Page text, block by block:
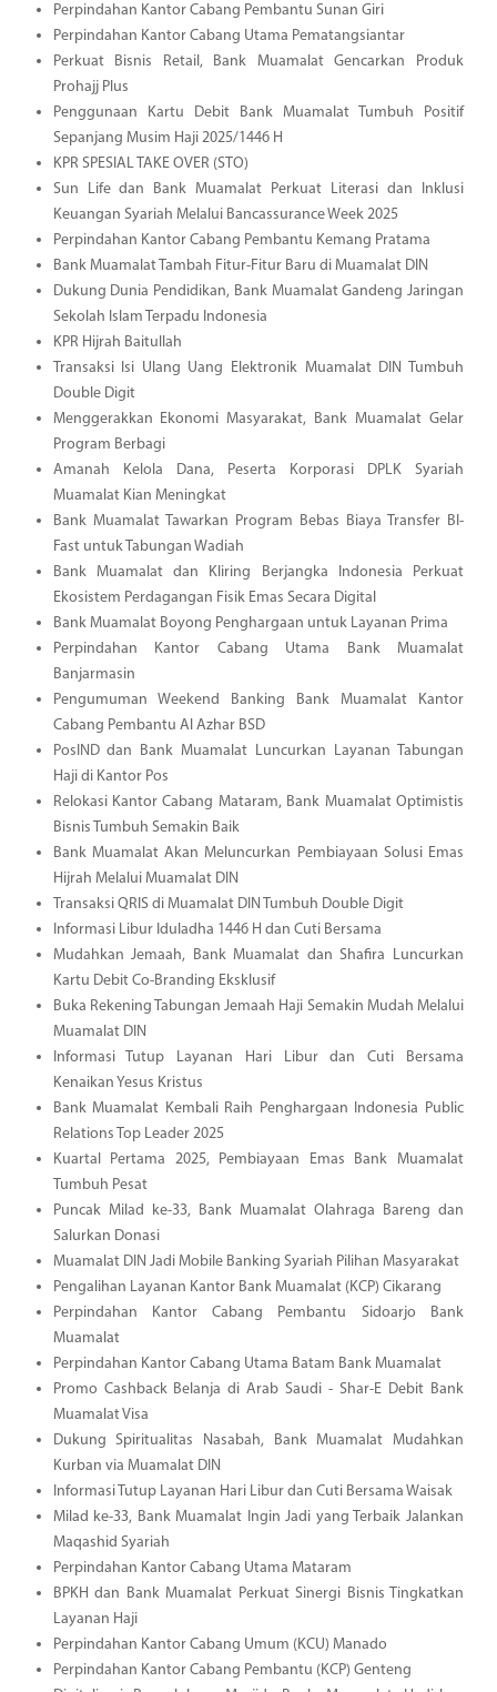
Perpindahan Kantor Cabang Pembantu Sunan Giri
Perpindahan Kantor Cabang Utama Pematangsiantar
Perkuat Bisnis Retail, Bank Muamalat Gencarkan Produk
Prohajj Plus
Penggunaan Kartu Debit Bank Muamalat Tumbuh Positif
Sepanjang Musim Haji 2025/1446 H
KPR SPESIAL TAKE OVER (STO)
Sun Life dan Bank Muamalat Perkuat Literasi dan Inklusi
Keuangan Syariah Melalui Bancassurance Week 2025
Perpindahan Kantor Cabang Pembantu Kemang Pratama
Bank Muamalat Tambah Fitur-Fitur Baru di Muamalat DIN
Dukung Dunia Pendidikan, Bank Muamalat Gandeng Jaringan
Sekolah Islam Terpadu Indonesia
KPR Hijrah Baitullah
Transaksi Isi Ulang Uang Elektronik Muamalat DIN Tumbuh
Double Digit
Menggerakkan Ekonomi Masyarakat, Bank Muamalat Gelar
Program Berbagi
Amanah Kelola Dana, Peserta Korporasi DPLK Syariah
Muamalat Kian Meningkat
Bank Muamalat Tawarkan Program Bebas Biaya Transfer BI-
Fast untuk Tabungan Wadiah
Bank Muamalat dan Kliring Berjangka Indonesia Perkuat
Ekosistem Perdagangan Fisik Emas Secara Digital
Bank Muamalat Boyong Penghargaan untuk Layanan Prima
Perpindahan Kantor Cabang Utama Bank Muamalat
Banjarmasin
Pengumuman Weekend Banking Bank Muamalat Kantor
Cabang Pembantu Al Azhar BSD
PosIND dan Bank Muamalat Luncurkan Layanan Tabungan
Haji di Kantor Pos
Relokasi Kantor Cabang Mataram, Bank Muamalat Optimistis
Bisnis Tumbuh Semakin Baik
Bank Muamalat Akan Meluncurkan Pembiayaan Solusi Emas
Hijrah Melalui Muamalat DIN
Transaksi QRIS di Muamalat DIN Tumbuh Double Digit
Informasi Libur Iduladha 1446 H dan Cuti Bersama
Mudahkan Jemaah, Bank Muamalat dan Shafira Luncurkan
Kartu Debit Co-Branding Eksklusif
Buka Rekening Tabungan Jemaah Haji Semakin Mudah Melalui
Muamalat DIN
Informasi Tutup Layanan Hari Libur dan Cuti Bersama
Kenaikan Yesus Kristus
Bank Muamalat Kembali Raih Penghargaan Indonesia Public
Relations Top Leader 2025
Kuartal Pertama 2025, Pembiayaan Emas Bank Muamalat
Tumbuh Pesat
Puncak Milad ke-33, Bank Muamalat Olahraga Bareng dan
Salurkan Donasi
Muamalat DIN Jadi Mobile Banking Syariah Pilihan Masyarakat
Pengalihan Layanan Kantor Bank Muamalat (KCP) Cikarang
Perpindahan Kantor Cabang Pembantu Sidoarjo Bank
Muamalat
Perpindahan Kantor Cabang Utama Batam Bank Muamalat
Promo Cashback Belanja di Arab Saudi - Shar-E Debit Bank
Muamalat Visa
Dukung Spiritualitas Nasabah, Bank Muamalat Mudahkan
Kurban via Muamalat DIN
Informasi Tutup Layanan Hari Libur dan Cuti Bersama Waisak
Milad ke-33, Bank Muamalat Ingin Jadi yang Terbaik Jalankan
Maqashid Syariah
Perpindahan Kantor Cabang Utama Mataram
BPKH dan Bank Muamalat Perkuat Sinergi Bisnis Tingkatkan
Layanan Haji
Perpindahan Kantor Cabang Umum (KCU) Manado
Perpindahan Kantor Cabang Pembantu (KCP) Genteng